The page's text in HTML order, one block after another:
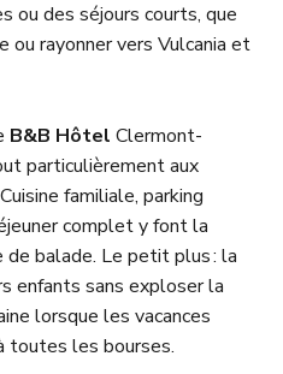
ou des séjours courts, que
ou rayonner vers Vulcania et
B&B Hôtel Clermont-
particulièrement aux
familiale, parking
complet y font la
de balade. Le petit plus : la
enfants sans exploser la
lorsque les vacances
toutes les bourses.